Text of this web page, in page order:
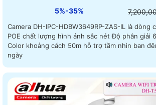
5%-35%
Camera DH-IPC-HDBW3649RP-ZAS-IL là dòng
POE chất lượng hình ảnh sắc nét Độ phân giải
Color khoảng cách 50m hỗ trợ tầm nhìn ban
ngày